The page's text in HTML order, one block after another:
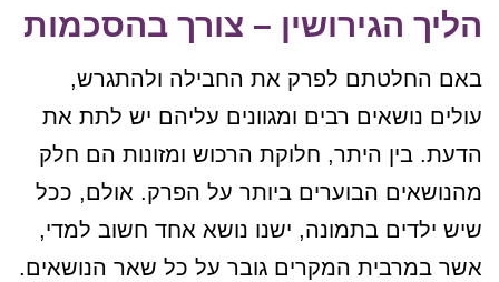
הליך הגירושין – צורך בהסכמות
באם החלטתם לפרק את החבילה ולהתגרש,
עולים נושאים רבים ומגוונים עליהם יש לתת את
הדעת. בין היתר, חלוקת הרכוש ומזונות הם חלק
מהנושאים הבוערים ביותר על הפרק. אולם, ככל
שיש ילדים בתמונה, ישנו נושא אחד חשוב למדי,
אשר במרבית המקרים גובר על כל שאר הנושאים.